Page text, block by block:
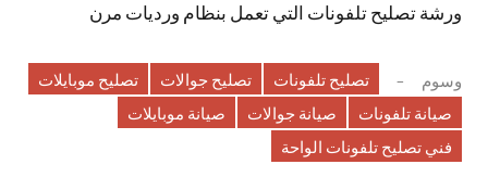
ورشة تصليح تلفونات التي تعمل بنظام ورديات مرن
وسوم تصليح تلفونات تصليح جوالات
تصليح موبايلات
صيانة تلفونات
صيانة جوالات
صيانة موبايلات
فني تصليح تلفونات الواحة